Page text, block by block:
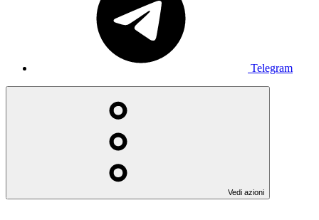
Telegram
Vedi azioni